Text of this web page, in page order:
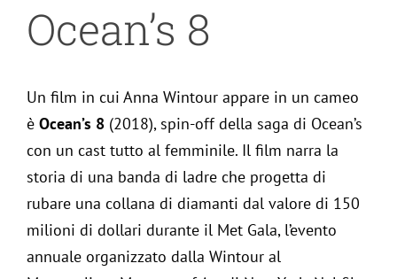
Ocean’s 8
Un film in cui Anna Wintour appare in un cameo
è Ocean’s 8 (2018), spin-off della saga di Ocean’s
con un cast tutto al femminile. Il film narra la
storia di una banda di ladre che progetta di
rubare una collana di diamanti dal valore di 150
milioni di dollari durante il Met Gala, l’evento
annuale organizzato dalla Wintour al